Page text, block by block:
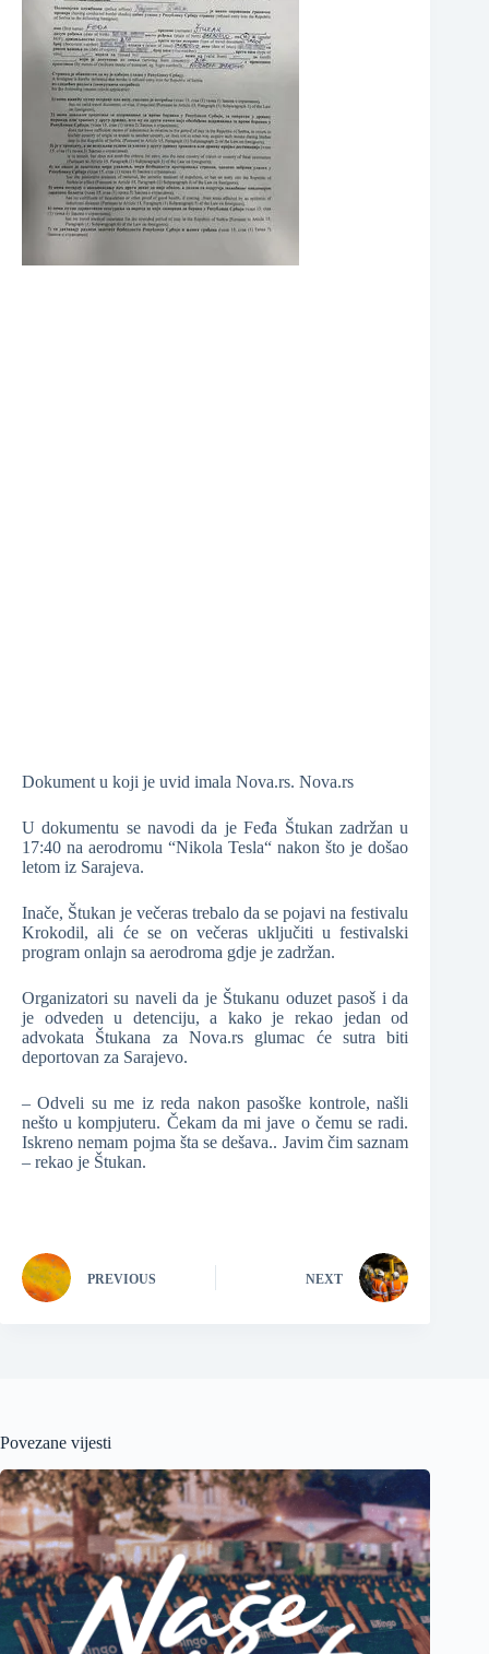
Dokument u koji je uvid imala Nova.rs. Nova.rs
U dokumentu se navodi da je Feđa Štukan zadržan u
17:40 na aerodromu “Nikola Tesla“ nakon što je došao
letom iz Sarajeva.
Inače, Štukan je večeras trebalo da se pojavi na festivalu
Krokodil, ali će se on večeras uključiti u festivalski
program onlajn sa aerodroma gdje je zadržan.
Organizatori su naveli da je Štukanu oduzet pasoš i da
je odveden u detenciju, a kako je rekao jedan od
advokata Štukana za Nova.rs glumac će sutra biti
deportovan za Sarajevo.
– Odveli su me iz reda nakon pasoške kontrole, našli
nešto u kompjuteru. Čekam da mi jave o čemu se radi.
Iskreno nemam pojma šta se dešava.. Javim čim saznam
– rekao je Štukan.
PREVIOUS NEXT
Povezane vijesti